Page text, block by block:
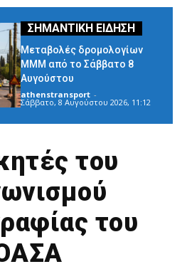
Μεταβολές δρομολογίων
ΜΜΜ από το Σάββατο 8
Αυγούστου
athenstransport -
Σάββατο, 8 Αυγούστου 2026, 11:12
του
του